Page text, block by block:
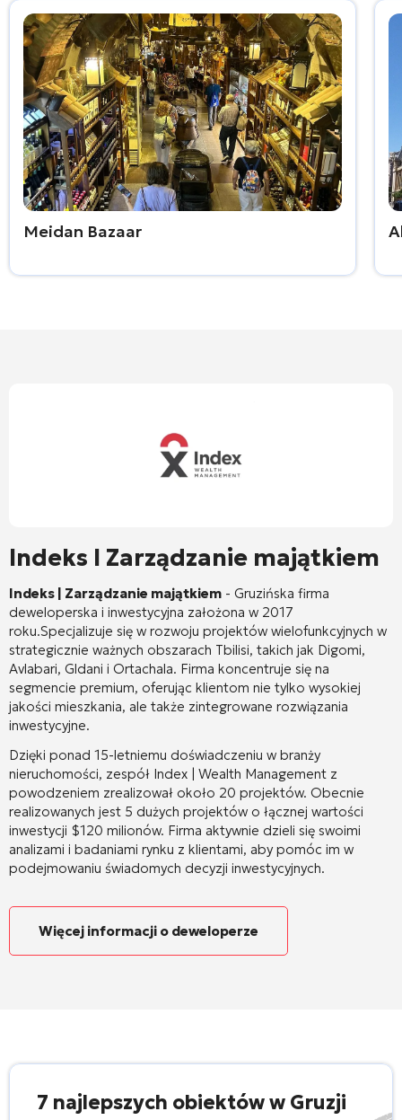
Meidan Bazaar
Indeks I Zarządzanie majątkiem
Indeks | Zarządzanie majątkiem - Gruzińska firma
deweloperska i inwestycyjna założona w 2017
roku.Specjalizuje się w rozwoju projektów wielofunkcyjnych w
strategicznie ważnych obszarach Tbilisi, takich jak Digomi,
Avlabari, Gldani i Ortachala. Firma koncentruje się na
segmencie premium, oferując klientom nie tylko wysokiej
jakości mieszkania, ale także zintegrowane rozwiązania
inwestycyjne.
Dzięki ponad 15-letniemu doświadczeniu w branży
nieruchomości, zespół Index | Wealth Management z
powodzeniem zrealizował około 20 projektów. Obecnie
realizowanych jest 5 dużych projektów o łącznej wartości
inwestycji $120 milionów. Firma aktywnie dzieli się swoimi
analizami i badaniami rynku z klientami, aby pomóc im w
podejmowaniu świadomych decyzji inwestycyjnych.
Więcej informacji o deweloperze
7 najlepszych obiektów w Gruzji